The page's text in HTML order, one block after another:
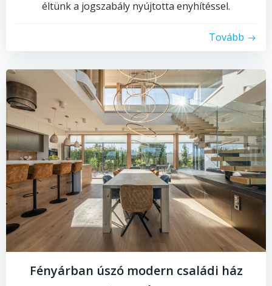
éltünk a jogszabály nyújtotta enyhítéssel.
Tovább
Fényárban úszó modern családi ház